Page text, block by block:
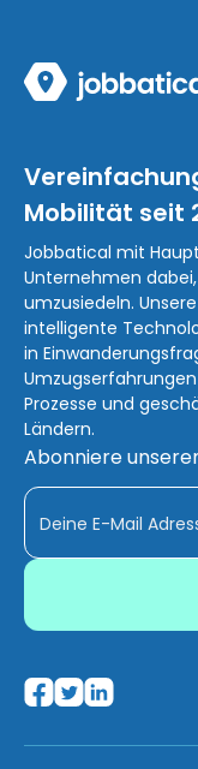
Mobilität seit
Jobbatical mit
Unternehmen
umzusiedeln.
intelligente
in
Prozesse und
Ländern.
Abonniere